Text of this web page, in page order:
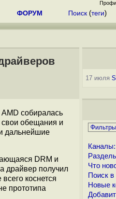
ФОРУМ Поиск (теги)
собиралась
свои обещания и
дальнейшие
DRM и
драйвер получил
коснется
прототипа
17 июля
Каналы:
Что
Поиск в
Новые